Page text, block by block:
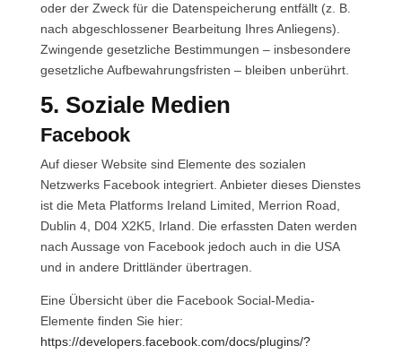
oder der Zweck für die Datenspeicherung entfällt (z. B.
nach abgeschlossener Bearbeitung Ihres Anliegens).
Zwingende gesetzliche Bestimmungen – insbesondere
gesetzliche Aufbewahrungsfristen – bleiben unberührt.
5. Soziale Medien
Facebook
Auf dieser Website sind Elemente des sozialen
Netzwerks Facebook integriert. Anbieter dieses Dienstes
ist die Meta Platforms Ireland Limited, Merrion Road,
Dublin 4, D04 X2K5, Irland. Die erfassten Daten werden
nach Aussage von Facebook jedoch auch in die USA
und in andere Drittländer übertragen.
Eine Übersicht über die Facebook Social-Media-
Elemente finden Sie hier:
https://developers.facebook.com/docs/plugins/?